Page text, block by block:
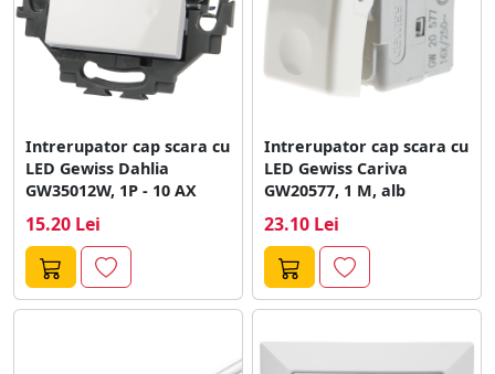
Intrerupator cap scara cu
LED Gewiss Dahlia
GW35012W, 1P - 10 AX
15.20 Lei
Intrerupator cap scara cu
LED Gewiss Cariva
GW20577, 1 M, alb
23.10 Lei